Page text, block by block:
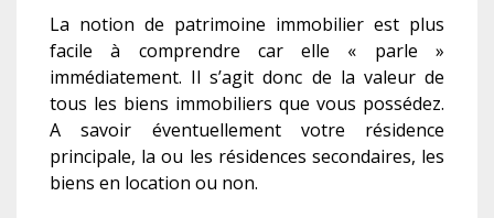
La notion de patrimoine immobilier est plus
facile à comprendre car elle « parle »
immédiatement. Il s’agit donc de la valeur de
tous les biens immobiliers que vous possédez.
A savoir éventuellement votre résidence
principale, la ou les résidences secondaires, les
biens en location ou non.